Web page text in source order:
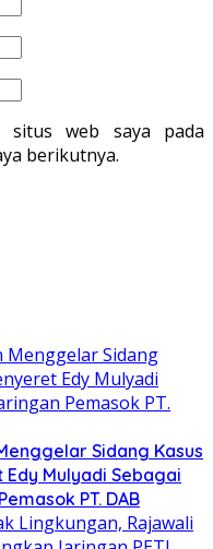
situs web saya pada
berikutnya.
Sidang Kasus
Edy Mulyadi Sebagai
PT. DAB